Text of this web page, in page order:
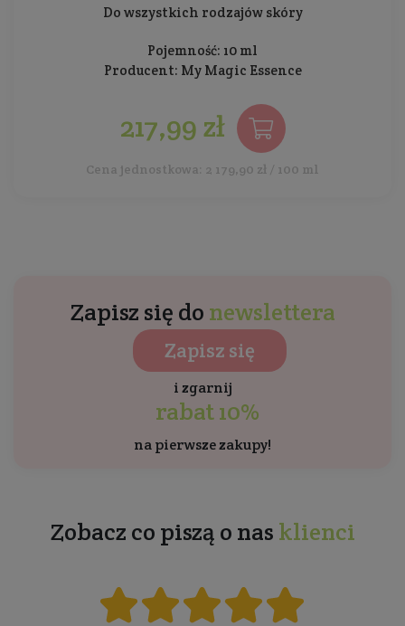
Do wszystkich rodzajów skóry
Pojemność: 10 ml
Producent: My Magic Essence
217,99 zł
Cena jednostkowa: 2 179,90 zł / 100 ml
Zapisz się do newslettera
Zapisz się
i zgarnij
rabat 10%
na pierwsze zakupy!
Zobacz co piszą o nas klienci